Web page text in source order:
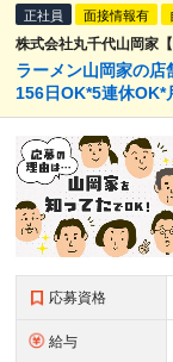
正社員 面接情報有
株式会社丸千代山岡家
ラーメン山岡家の
156日OK*5連休OK*
応募資格
給与